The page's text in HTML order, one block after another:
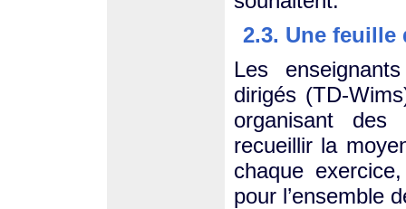
2.3. Une feuille
Les
dirigés (TD-
organisant
recueillir la
chaque
pour l’ensemble